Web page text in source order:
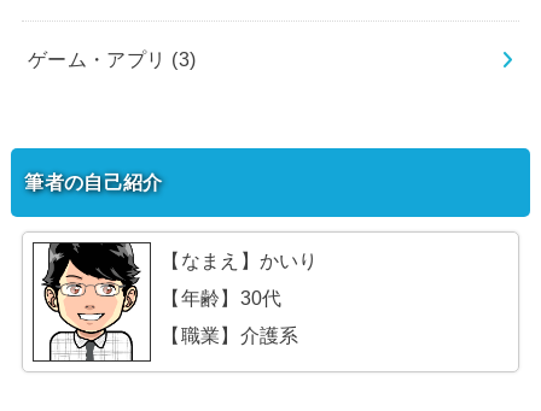
ゲーム・アプリ (3)
筆者の自己紹介
【なまえ】かいり
【年齢】30代
【職業】介護系